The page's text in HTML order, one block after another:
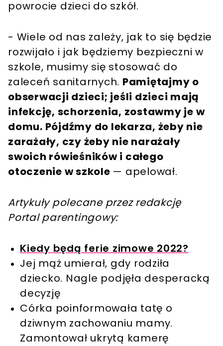
powrocie dzieci do szkół.
- Wiele od nas zależy, jak to się będzie
rozwijało i jak będziemy bezpieczni w
szkole, musimy się stosować do
zaleceń sanitarnych. Pamiętajmy o
obserwacji dzieci; jeśli dzieci mają
infekcję, schorzenia, zostawmy je w
domu. Pójdźmy do lekarza, żeby nie
zarażały, czy żeby nie narażały
swoich rówieśników i całego
otoczenie w szkole — apelował.
Artykuły polecane przez redakcję
Portal parentingowy:
Kiedy będą ferie zimowe 2022?
Jej mąż umierał, gdy rodziła
dziecko. Nagle podjęła desperacką
decyzję
Córka poinformowała tatę o
dziwnym zachowaniu mamy.
Zamontował ukrytą kamerę